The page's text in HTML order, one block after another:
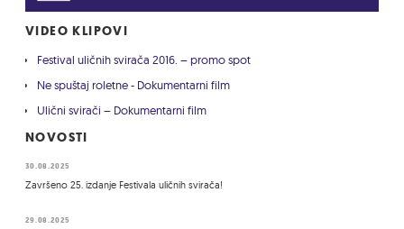
VIDEO KLIPOVI
Festival uličnih svirača 2016. – promo spot
Ne spuštaj roletne - Dokumentarni film
Ulični svirači – Dokumentarni film
NOVOSTI
30.08.2025
Završeno 25. izdanje Festivala uličnih svirača!
29.08.2025